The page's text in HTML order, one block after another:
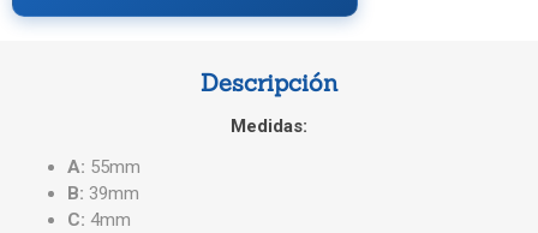
Descripción
Medidas:
A: 55mm
B: 39mm
C: 4mm